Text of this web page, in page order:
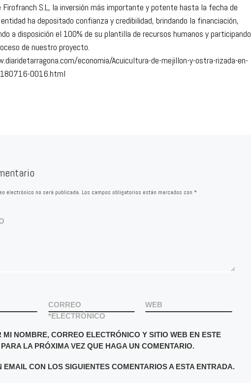
Firofranch S.L, la inversión más importante y potente hasta la fecha de
ha depositado confianza y credibilidad, brindando la financiación,
a disposición el 100% de su plantilla de recursos humanos y participando
de nuestro proyecto.
economia/Acuicultura-de-mejillon-y-ostra-rizada-en-
0016.html
electrónico no será publicada. Los campos obligatorios están marcados con *
CORREO
ELECTRÓNICO
*
WEB
MI NOMBRE, CORREO ELECTRÓNICO Y SITIO WEB EN ESTE
LA PRÓXIMA VEZ QUE HAGA UN COMENTARIO.
EMAIL CON LOS SIGUIENTES COMENTARIOS A ESTA ENTRADA.